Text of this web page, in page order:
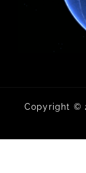
Copyright ©